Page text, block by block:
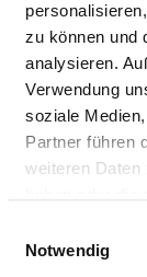
zu können und
analysieren.
Verwendung
soziale
Partner führen
weiteren Daten
Notwendig